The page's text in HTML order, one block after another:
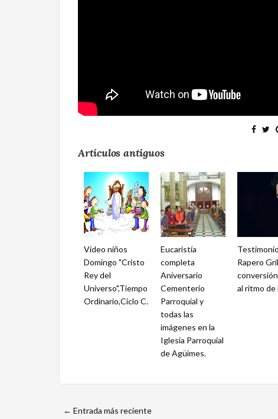
Artículos antiguos
Vídeo niños
Domingo "Cristo
Rey del
Universo",Tiempo
Ordinario,Ciclo C.
Eucaristía
completa
Aniversario
Cementerio
Parroquial y
todas las
imágenes en la
Iglesia Parroquial
de Agüimes.
Rapero
al ritmo de
← Entrada más reciente